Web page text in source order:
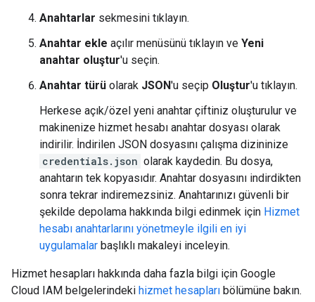
Anahtarlar sekmesini tıklayın.
Anahtar ekle açılır menüsünü tıklayın ve Yeni
anahtar oluştur'u seçin.
Anahtar türü olarak JSON'u seçip Oluştur'u tıklayın.
Herkese açık/özel yeni anahtar çiftiniz oluşturulur ve
makinenize hizmet hesabı anahtar dosyası olarak
indirilir. İndirilen JSON dosyasını çalışma dizininize
credentials.json olarak kaydedin. Bu dosya,
anahtarın tek kopyasıdır. Anahtar dosyasını indirdikten
sonra tekrar indiremezsiniz. Anahtarınızı güvenli bir
şekilde depolama hakkında bilgi edinmek için Hizmet
hesabı anahtarlarını yönetmeyle ilgili en iyi
uygulamalar başlıklı makaleyi inceleyin.
Hizmet hesapları hakkında daha fazla bilgi için Google
Cloud IAM belgelerindeki hizmet hesapları bölümüne bakın.